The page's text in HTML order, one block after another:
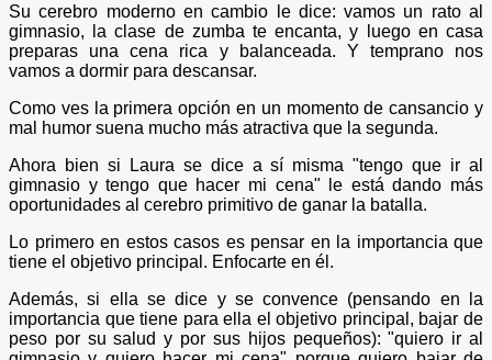
Su cerebro moderno en cambio le dice: vamos un rato al
gimnasio, la clase de zumba te encanta, y luego en casa
preparas una cena rica y balanceada. Y temprano nos
vamos a dormir para descansar.
Como ves la primera opción en un momento de cansancio y
mal humor suena mucho más atractiva que la segunda.
Ahora bien si Laura se dice a sí misma "tengo que ir al
gimnasio y tengo que hacer mi cena" le está dando más
oportunidades al cerebro primitivo de ganar la batalla.
Lo primero en estos casos es pensar en la importancia que
tiene el objetivo principal. Enfocarte en él.
Además, si ella se dice y se convence (pensando en la
importancia que tiene para ella el objetivo principal, bajar de
peso por su salud y por sus hijos pequeños): "quiero ir al